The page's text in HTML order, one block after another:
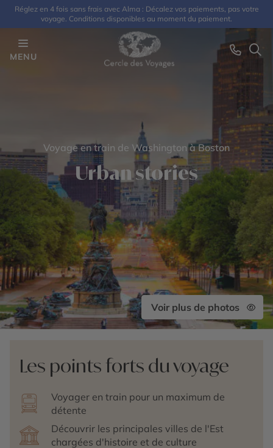
Réglez en 4 fois sans frais avec Alma : Décalez vos paiements, pas votre
voyage. Conditions disponibles au moment du paiement.
MENU
Voyage en train de Washington à Boston
Urban stories
Voir plus de photos
Les points forts du voyage
Voyager en train pour un maximum de
détente
Découvrir les principales villes de l'Est
chargées d'histoire et de culture